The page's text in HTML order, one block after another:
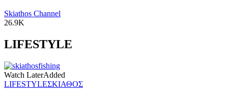
Skiathos Channel
26.9K
LIFESTYLE
Watch LaterAdded
LIFESTYLEΣΚΙΑΘΟΣ